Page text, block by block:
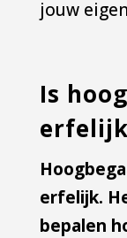
jouw
Is
erfelijk.
bepalen